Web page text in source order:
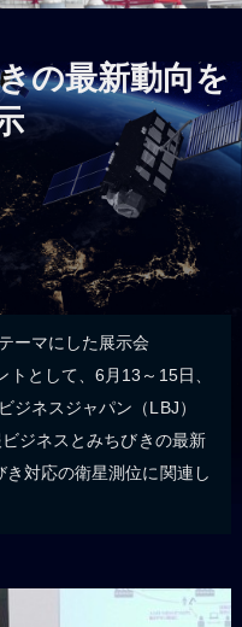
の最新動向を
ーマにした展示会
トとして、6月13～15日、
ジネスジャパン（LBJ）
ジネスとみちびきの最新
対応の衛星測位に関連し